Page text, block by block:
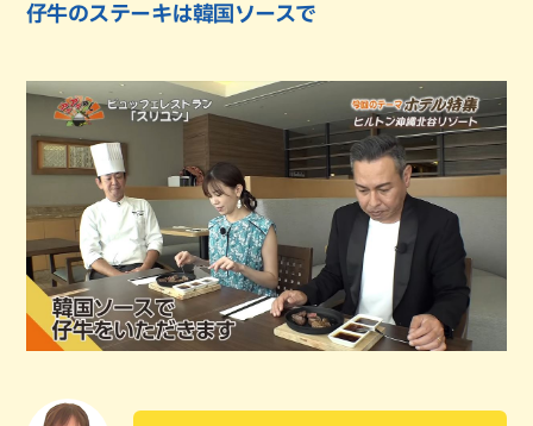
仔牛のステーキは韓国ソースで